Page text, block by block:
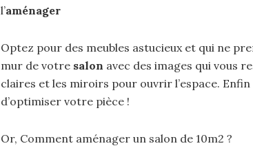
l’aménager
Optez pour des meubles astucieux et qui ne
mur de votre salon avec des images qui vous
claires et les miroirs pour ouvrir l’espace.
d’optimiser votre pièce !
Or, Comment aménager un salon de 10m2 ?